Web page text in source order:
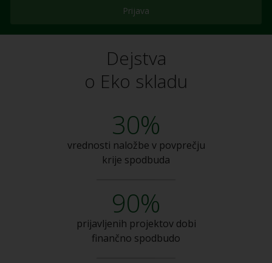
Prijava
Dejstva
o Eko skladu
30%
vrednosti naložbe v povprečju
krije spodbuda
90%
prijavljenih projektov dobi
finančno spodbudo